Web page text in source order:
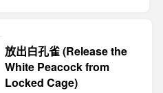
放出白孔雀 (Release the
White Peacock from
Locked Cage)